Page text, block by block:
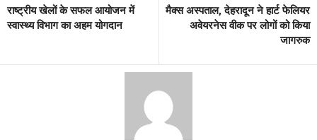
राष्ट्रीय खेलों के सफल आयोजन में
स्वास्थ्य विभाग का अहम योगदान
मैक्स अस्पताल, देहरादून ने हार्ट फेलियर
अवेयरनेस वीक पर लोगों को किया
जागरुक